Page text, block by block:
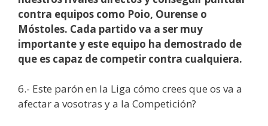
contra equipos como Poio, Ourense o
Móstoles. Cada partido va a ser muy
importante y este equipo ha demostrado de
que es capaz de competir contra cualquiera.
6.- Este parón en la Liga cómo crees que os va a
afectar a vosotras y a la Competición?